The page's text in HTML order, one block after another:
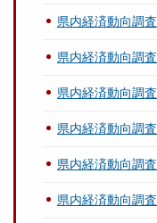
県内経済動向調
県内経済動向調
県内経済動向調
県内経済動向調
県内経済動向調
県内経済動向調